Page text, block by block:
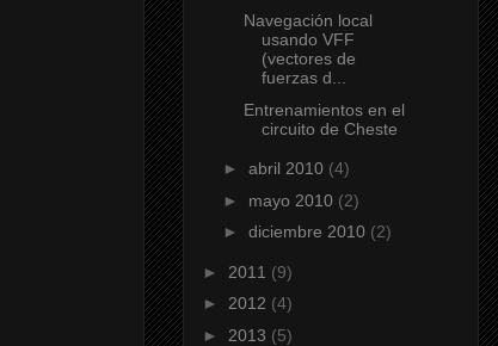
Navegación local
usando VFF
(vectores de
fuerzas d...
Entrenamientos en el
circuito de Cheste
► abril 2010 (4)
► mayo 2010 (2)
► diciembre 2010 (2)
► 2011 (9)
► 2012 (4)
► 2013 (5)